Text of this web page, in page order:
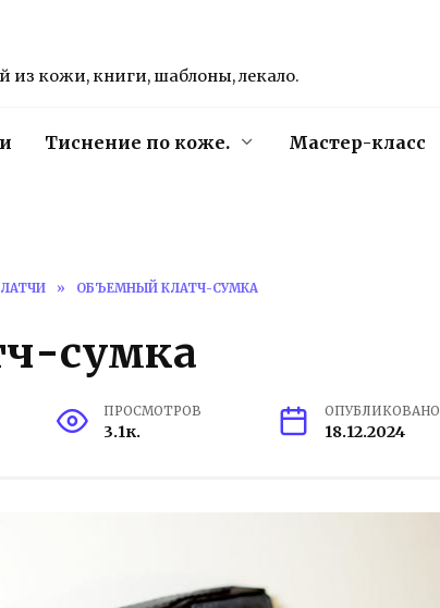
из кожи, книги, шаблоны, лекало.
Тиснение по коже. Мастер-класс
» ОБЪЕМНЫЙ КЛАТЧ-СУМКА
сумка
ПРОСМОТРОВ
3.1к.
ОПУБЛИКОВАНО
18.12.2024